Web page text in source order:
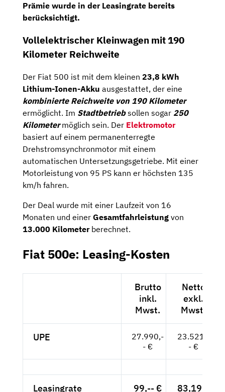
Prämie wurde in der Leasingrate bereits
berücksichtigt.
Vollelektrischer Kleinwagen mit 190
Kilometer Reichweite
Der Fiat 500 ist mit dem kleinen 23,8 kWh
Lithium-Ionen-Akku ausgestattet, der eine
kombinierte Reichweite von 190 Kilometer
ermöglicht. Im Stadtbetriebsollen sogar 250
Kilometermöglich sein. Der Elektromotor
basiert auf einem permanenterregte
Drehstromsynchronmotor mit einem
automatischen Untersetzungsgetriebe. Mit einer
Motorleistung von 95 PS kann er höchsten 135
km/h fahren.
Der Deal wurde mit einer Laufzeit von 16
Monaten und einer Gesamtfahrleistung von
13.000 Kilometerberechnet.
Fiat 500e: Leasing-Kosten
Brutto
inkl.
Mwst.
Netto
exkl.
Mwst.
UPE
27.990,-
- €
23.521,-
- €
Leasingrate 99,-- € 83,19 €